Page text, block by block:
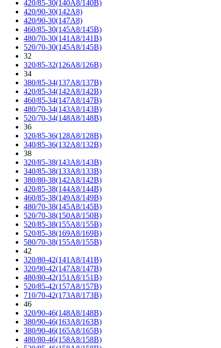
420/85-30(140A8/140B)
420/90-30(142A8)
420/90-30(147A8)
460/85-30(145A8/145B)
480/70-30(141A8/141B)
520/70-30(145A8/145B)
32
320/85-32(126A8/126B)
34
380/85-34(137A8/137B)
420/85-34(142A8/142B)
460/85-34(147A8/147B)
480/70-34(143A8/143B)
520/70-34(148A8/148B)
36
320/85-36(128A8/128B)
340/85-36(132A8/132B)
38
320/85-38(143A8/143B)
340/85-38(133A8/133B)
380/80-38(142A8/142B)
420/85-38(144A8/144B)
460/85-38(149A8/149B)
480/70-38(145A8/145B)
520/70-38(150A8/150B)
520/85-38(155A8/155B)
520/85-38(169A8/169B)
580/70-38(155A8/155B)
42
320/80-42(141A8/141B)
320/90-42(147A8/147B)
480/80-42(151A8/151B)
520/85-42(157A8/157B)
710/70-42(173A8/173B)
46
320/90-46(148A8/148B)
380/90-46(163A8/163B)
380/90-46(165A8/165B)
480/80-46(158A8/158B)